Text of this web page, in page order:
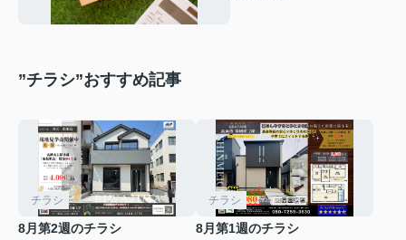
”チラシ”おすすめ記事
チラシ
8月第2週のチラシ
チラシ
8月第1週のチラシ